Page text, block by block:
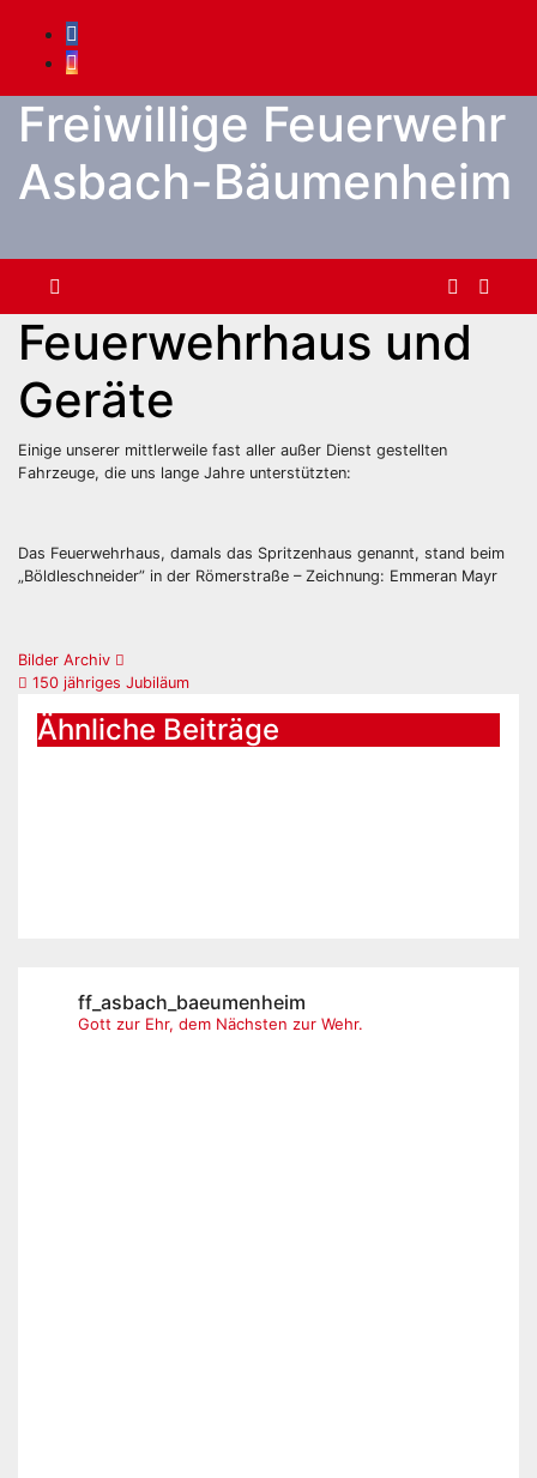
Inhalt
springen
Freiwillige Feuerwehr
Asbach-Bäumenheim
Feuerwehrhaus und
Geräte
Einige unserer mittlerweile fast aller außer Dienst gestellten
Fahrzeuge, die uns lange Jahre unterstützten:
Das Feuerwehrhaus, damals das Spritzenhaus genannt, stand beim
„Böldleschneider” in der Römerstraße – Zeichnung: Emmeran Mayr
Beitrags-
Navigation
Bilder Archiv
150 jähriges Jubiläum
Ähnliche Beiträge
ff_asbach_baeumenheim
Gott zur Ehr, dem Nächsten zur Wehr.